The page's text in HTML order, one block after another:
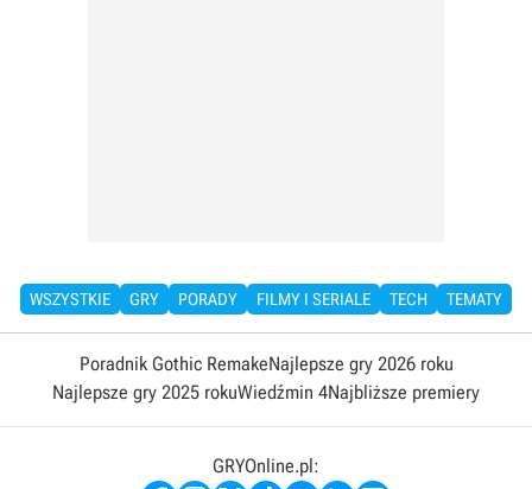
WSZYSTKIE GRY PORADY FILMY I SERIALE TECH TEMATY
Poradnik Gothic RemakeNajlepsze gry 2026 roku
Najlepsze gry 2025 rokuWiedźmin 4Najbliższe premiery
GRYOnline.pl: